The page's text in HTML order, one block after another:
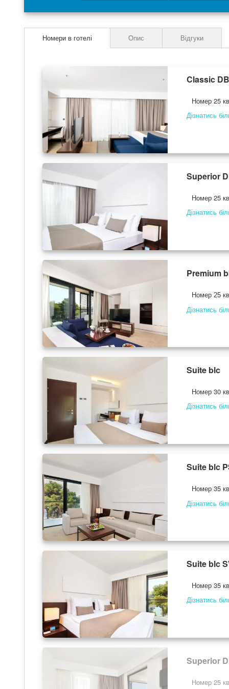
images
Номери в готелі
Classic
Номер 25
Дізнатись
Superior
Номер 25
Дізнатись
Premium
Номер 25
Дізнатись
Suite blc
Номер 30
Дізнатись
Suite blc
Номер 35
Дізнатись
Suite blc
Номер 35
Дізнатись
Superior
Номер 25
Опис Відгуки